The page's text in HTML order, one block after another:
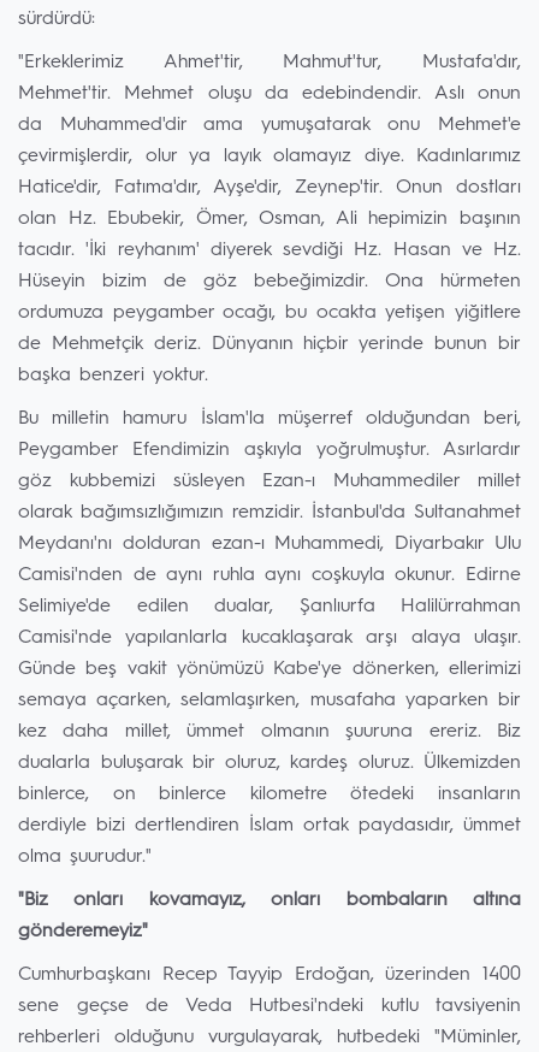
sürdürdü:
"Erkeklerimiz Ahmet'tir, Mahmut'tur, Mustafa'dır,
Mehmet'tir. Mehmet oluşu da edebindendir. Aslı onun
da Muhammed'dir ama yumuşatarak onu Mehmet'e
çevirmişlerdir, olur ya layık olamayız diye. Kadınlarımız
Hatice'dir, Fatıma'dır, Ayşe'dir, Zeynep'tir. Onun dostları
olan Hz. Ebubekir, Ömer, Osman, Ali hepimizin başının
tacıdır. 'İki reyhanım' diyerek sevdiği Hz. Hasan ve Hz.
Hüseyin bizim de göz bebeğimizdir. Ona hürmeten
ordumuza peygamber ocağı, bu ocakta yetişen yiğitlere
de Mehmetçik deriz. Dünyanın hiçbir yerinde bunun bir
başka benzeri yoktur.
Bu milletin hamuru İslam'la müşerref olduğundan beri,
Peygamber Efendimizin aşkıyla yoğrulmuştur. Asırlardır
göz kubbemizi süsleyen Ezan-ı Muhammediler millet
olarak bağımsızlığımızın remzidir. İstanbul'da Sultanahmet
Meydanı'nı dolduran ezan-ı Muhammedi, Diyarbakır Ulu
Camisi'nden de aynı ruhla aynı coşkuyla okunur. Edirne
Selimiye'de edilen dualar, Şanlıurfa Halilürrahman
Camisi'nde yapılanlarla kucaklaşarak arşı alaya ulaşır.
Günde beş vakit yönümüzü Kabe'ye dönerken, ellerimizi
semaya açarken, selamlaşırken, musafaha yaparken bir
kez daha millet, ümmet olmanın şuuruna ereriz. Biz
dualarla buluşarak bir oluruz, kardeş oluruz. Ülkemizden
binlerce, on binlerce kilometre ötedeki insanların
derdiyle bizi dertlendiren İslam ortak paydasıdır, ümmet
olma şuurudur."
"Biz onları kovamayız, onları bombaların altına
gönderemeyiz"
Cumhurbaşkanı Recep Tayyip Erdoğan, üzerinden 1400
sene geçse de Veda Hutbesi'ndeki kutlu tavsiyenin
rehberleri olduğunu vurgulayarak, hutbedeki "Müminler,